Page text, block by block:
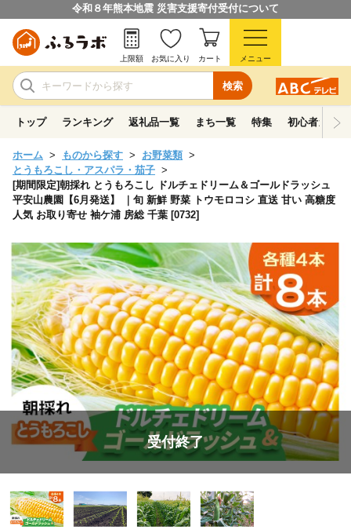
令和８年熊本地震 災害支援寄付受付について
検索
上限額 お気に入り カート メニュー
トップ ランキング 返礼品一覧 まち一覧 特集 初心者ガイド
ホーム ものから探す
お野菜類
とうもろこし・アスパラ・茄子
[期間限定]朝採れ とうもろこし ドルチェドリーム＆ゴールドラッシュ
平安山農園【6月発送】 ｜旬 新鮮 野菜 トウモロコシ 直送 甘い 高糖度
人気 お取り寄せ 袖ケ浦 房総 千葉 [0732]
受付終了